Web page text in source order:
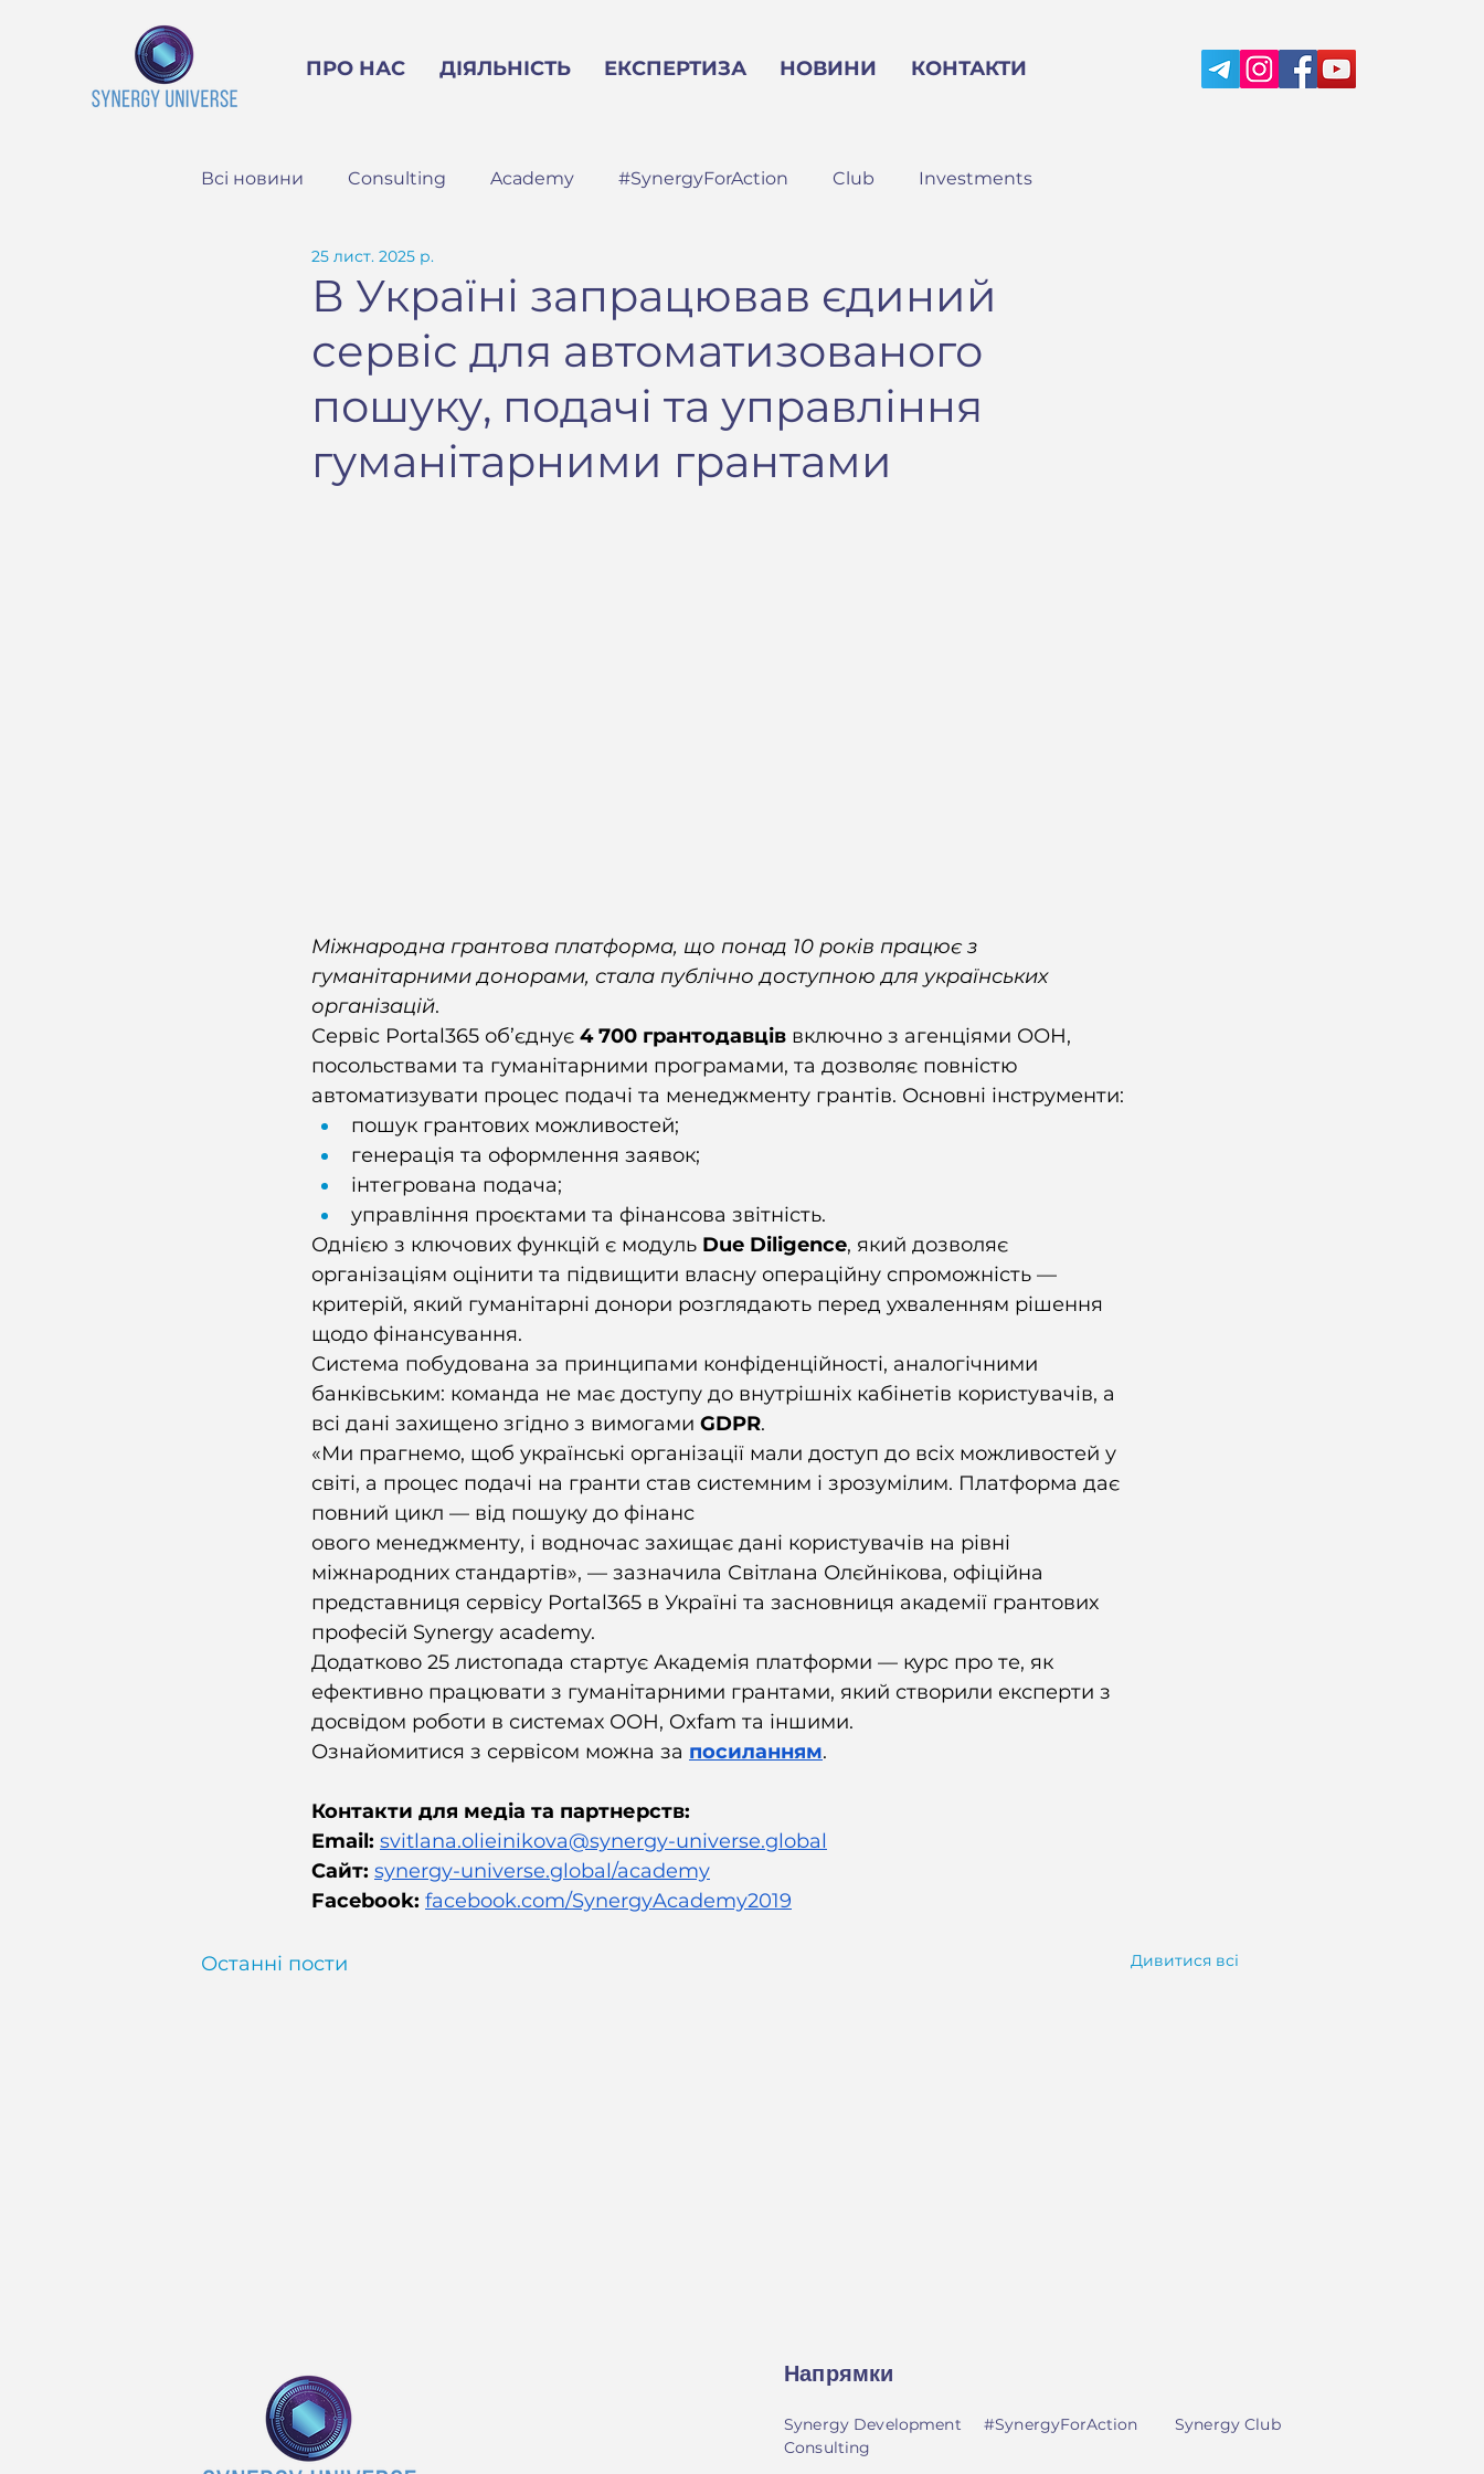
ПРО НАС ДІЯЛЬНІСТЬ ЕКСПЕРТИЗА НОВИНИ КОНТАКТИ
Всі новини Consulting Academy #SynergyForAction Club Investments
В Україні запрацював єдиний
сервіс для автоматизованого
пошуку, подачі та управління
гуманітарними грантами
25 лист. 2025 р.
Міжнародна грантова платформа, що понад 10 років працює з
гуманітарними донорами, стала публічно доступною для українських
організацій.
Сервіс Portal365 об’єднує 4 700 грантодавців включно з агенціями ООН,
посольствами та гуманітарними програмами, та дозволяє повністю
автоматизувати процес подачі та менеджменту грантів. Основні інструменти:
пошук грантових можливостей;
генерація та оформлення заявок;
інтегрована подача;
управління проєктами та фінансова звітність.
Однією з ключових функцій є модуль Due Diligence, який дозволяє
організаціям оцінити та підвищити власну операційну спроможність —
критерій, який гуманітарні донори розглядають перед ухваленням рішення
щодо фінансування.
Система побудована за принципами конфіденційності, аналогічними
банківським: команда не має доступу до внутрішніх кабінетів користувачів, а
всі дані захищено згідно з вимогами GDPR.
«Ми прагнемо, щоб українські організації мали доступ до всіх можливостей у
світі, а процес подачі на гранти став системним і зрозумілим. Платформа дає
повний цикл — від пошуку до фінанс
ового менеджменту, і водночас захищає дані користувачів на рівні
міжнародних стандартів», — зазначила Світлана Олєйнікова, офіційна
представниця сервісу Portal365 в Україні та засновниця академії грантових
професій Synergy academy.
Додатково 25 листопада стартує Академія платформи — курс про те, як
ефективно працювати з гуманітарними грантами, який створили експерти з
досвідом роботи в системах ООН, Oxfam та іншими.
Ознайомитися з сервісом можна за посиланням.
Контакти для медіа та партнерств:
Email: svitlana.olieinikova@synergy-universe.global
Сайт: synergy-universe.global/academy
Facebook: facebook.com/SynergyAcademy2019
Останні пости Дивитися всі
Напрямки
Synergy Development
Consulting
#SynergyForAction Synergy Club